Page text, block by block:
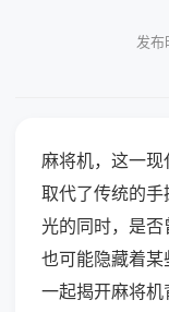
发
麻将机，这一
取代了传统的
光的同时，是
也可能隐藏着
一起揭开麻将